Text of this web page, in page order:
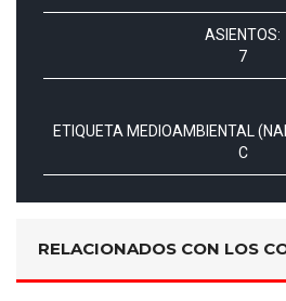
ASIENTOS:
7
ETIQUETA MEDIOAMBIENTAL
C
RELACIONADOS CON LOS